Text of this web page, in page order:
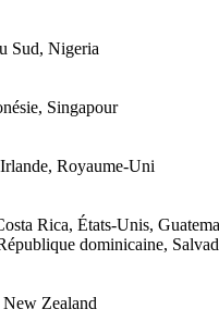
Sud, Nigeria
Singapour
Royaume-Uni
Rica, États-Unis,
dominicaine,
Zealand